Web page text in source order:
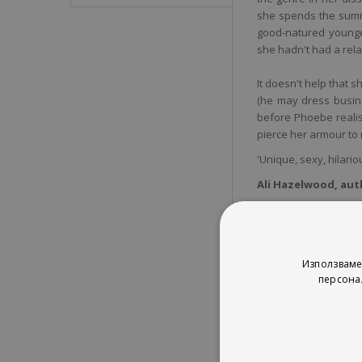
she spends the
good-natured
she hadn't had a
It doesn't help that
(he may dress
before Phoebe
pierce her armour
'Unique, sexy,
Ali Hazelwood,
- Rachel Lynn